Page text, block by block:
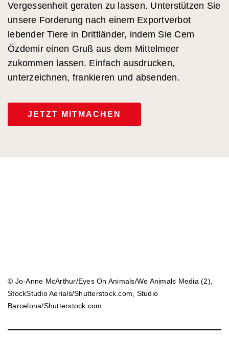
Vergessenheit geraten zu lassen. Unterstützen Sie
unsere Forderung nach einem Exportverbot
lebender Tiere in Drittländer, indem Sie Cem
Özdemir einen Gruß aus dem Mittelmeer
zukommen lassen. Einfach ausdrucken,
unterzeichnen, frankieren und absenden.
JETZT MITMACHEN
© Jo-Anne McArthur/Eyes On Animals/We Animals Media (2),
StockStudio Aerials/Shutterstock.com, Studio
Barcelona/Shutterstock.com